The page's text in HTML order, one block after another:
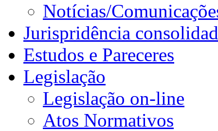
Notícias/
Jurispridência
Estudos e Pareceres
Legislação
Legislação on-line
Atos Normativos